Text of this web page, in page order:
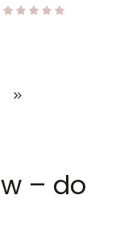
Przejdź do ostatniej
– do